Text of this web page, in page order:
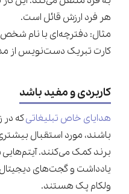
هر فرد ارزش قائل است.
مثال: دفترچه‌ای با نام
کارت تبریک دست‌نویس از
کاربردی و مفید باشد
هدایای خاص تبلیغاتیکه در
باشند، مورد استقبال
برند کمک می‌کنند.
یادداشت و گجت‌های دیجیتال
ولکام پک هستند.